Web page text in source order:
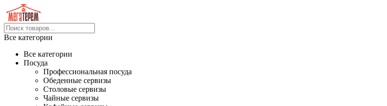
Все категории
Все категории
Посуда
Профессиональная посуда
Обеденные сервизы
Столовые сервизы
Чайные сервизы